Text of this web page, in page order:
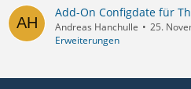
Add-On Configdate für
Andreas Hanchulle
25.
Erweiterungen